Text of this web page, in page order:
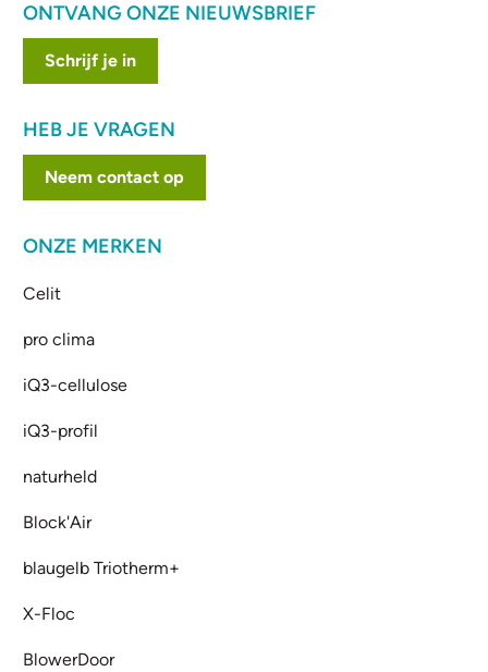
ONTVANG ONZE NIEUWSBRIEF
Schrijf je in
HEB JE VRAGEN
Neem contact op
ONZE MERKEN
Celit
pro clima
iQ3-cellulose
iQ3-profil
naturheld
Block'Air
blaugelb Triotherm+
X-Floc
BlowerDoor